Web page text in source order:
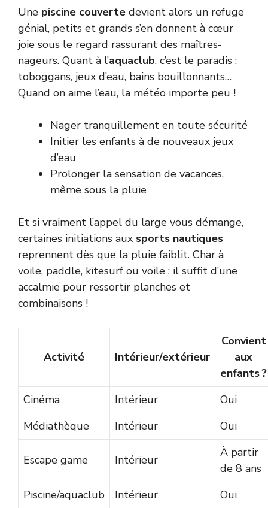
Une piscine couverte devient alors un refuge
génial, petits et grands s’en donnent à cœur
joie sous le regard rassurant des maîtres-
nageurs. Quant à l’aquaclub, c’est le paradis :
toboggans, jeux d’eau, bains bouillonnants…
Quand on aime l’eau, la météo importe peu !
Nager tranquillement en toute sécurité
Initier les enfants à de nouveaux jeux
d’eau
Prolonger la sensation de vacances,
même sous la pluie
Et si vraiment l’appel du large vous démange,
certaines initiations aux sports nautiques
reprennent dès que la pluie faiblit. Char à
voile, paddle, kitesurf ou voile : il suffit d’une
accalmie pour ressortir planches et
combinaisons !
Activité Intérieur/extérieur
Convient
aux
enfants ?
Cinéma
Intérieur
Oui
Médiathèque
Intérieur Oui
Escape game Intérieur
À partir
de 8 ans
Piscine/aquaclub
Intérieur
Oui